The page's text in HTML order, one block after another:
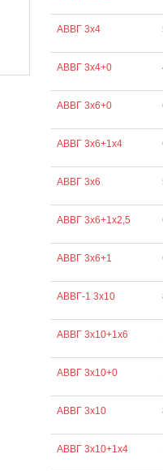
АВВГ 3х4
АВВГ 3х4+0
АВВГ 3х6+0
АВВГ 3х6+1х4
АВВГ 3х6
АВВГ 3х6+1х2,5
АВВГ 3х6+1
АВВГ-1 3х10
АВВГ 3х10+1х6
АВВГ 3х10+0
АВВГ 3х10
АВВГ 3х10+1х4